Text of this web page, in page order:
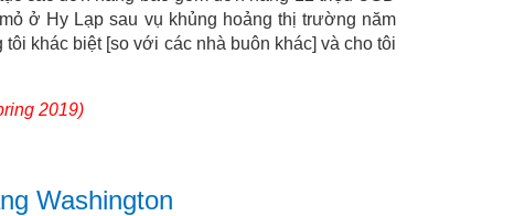
ở Hy Lạp sau vụ khủng hoảng thị trường năm
tôi khác biệt [so với các nhà buôn khác] và cho tôi
2019)
Washington